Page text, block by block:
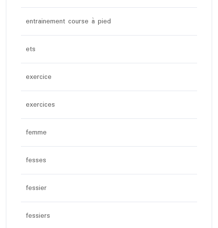
entrainement course à pied
ets
exercice
exercices
femme
fesses
fessier
fessiers